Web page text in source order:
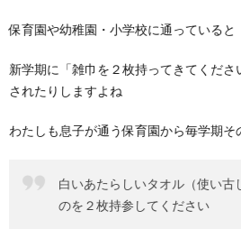
保育園や幼稚園・小学校に通っていると
新学期に「雑巾を２枚持ってきてくだ
されたりしますよね
わたしも息子が通う保育園から毎学期そ
白いあたらしいタオル（使い古
のを２枚持参してください